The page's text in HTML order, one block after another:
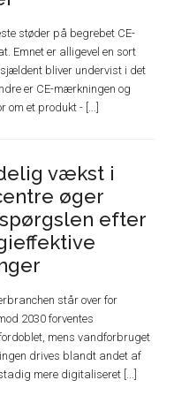
støder på begrebet CE-
Emnet er alligevel en sort
bliver undervist i det
er CE-mærkningen og
et produkt - [...]
vækst i
øger
efter
står over for
2030 forventes
mens vandforbruget
drives blandt andet af
mere digitaliseret [...]